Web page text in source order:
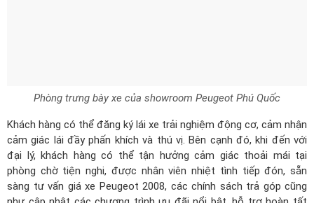
Khách hàng có thể đăng ký lái xe trải nghiệm động cơ, cảm nhận
đại lý, khách hàng có thể tận hưởng cảm giác thoải mái tại
phòng chờ tiện nghi, được nhân viên nhiệt tình tiếp đón, sẵn
sàng tư vấn giá xe Peugeot 2008, các chính sách trả góp cũng
như cập nhật các chương trình ưu đãi nổi bật, hỗ trợ hoàn tất
mọi thủ tục nhanh chóng và đơn giản nhất.